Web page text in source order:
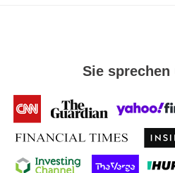
Sie sprechen